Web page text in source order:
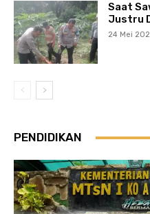
Saat
Justru
24 Mei
PENDIDIKAN